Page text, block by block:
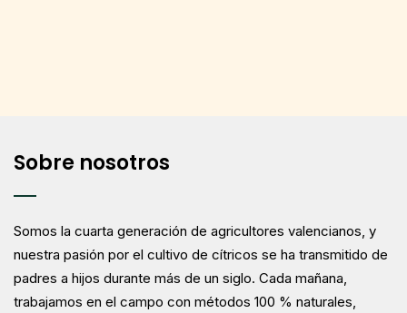
Sobre nosotros
Somos la cuarta generación de agricultores valencianos, y
nuestra pasión por el cultivo de cítricos se ha transmitido de
padres a hijos durante más de un siglo. Cada mañana,
trabajamos en el campo con métodos 100 % naturales,